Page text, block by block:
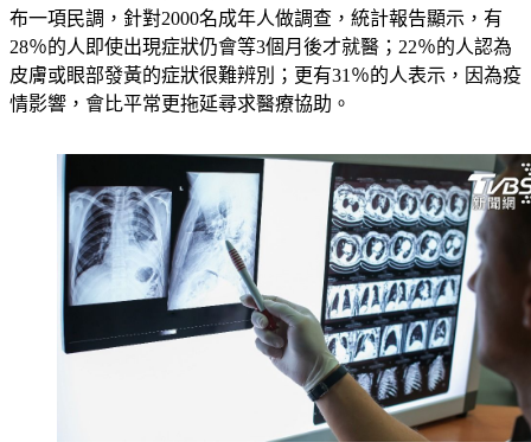
日前一家位於英國倫敦的市場研究諮詢公司Savanta ComRes公
布一項民調，針對2000名成年人做調查，統計報告顯示，有
28％的人即使出現症狀仍會等3個月後才就醫；22％的人認為
皮膚或眼部發黃的症狀很難辨別；更有31％的人表示，因為疫